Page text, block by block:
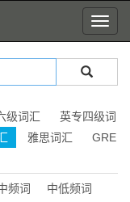
级词汇
英专四级词
雅思词汇
GRE
频词
中低频词